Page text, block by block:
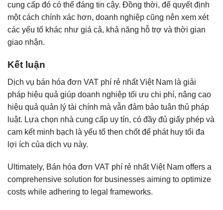
cung cấp đó có thể đáng tin cậy. Đồng thời, để quyết định
một cách chính xác hơn, doanh nghiệp cũng nên xem xét
các yếu tố khác như giá cả, khả năng hỗ trợ và thời gian
giao nhận.
Kết luận
Dịch vụ bán hóa đơn VAT phí rẻ nhất Việt Nam là giải
pháp hiệu quả giúp doanh nghiệp tối ưu chi phí, nâng cao
hiệu quả quản lý tài chính mà vẫn đảm bảo tuân thủ pháp
luật. Lựa chọn nhà cung cấp uy tín, có đầy đủ giấy phép và
cam kết minh bạch là yếu tố then chốt để phát huy tối đa
lợi ích của dịch vụ này.
Ultimately, Bán hóa đơn VAT phí rẻ nhất Việt Nam offers a
comprehensive solution for businesses aiming to optimize
costs while adhering to legal frameworks.